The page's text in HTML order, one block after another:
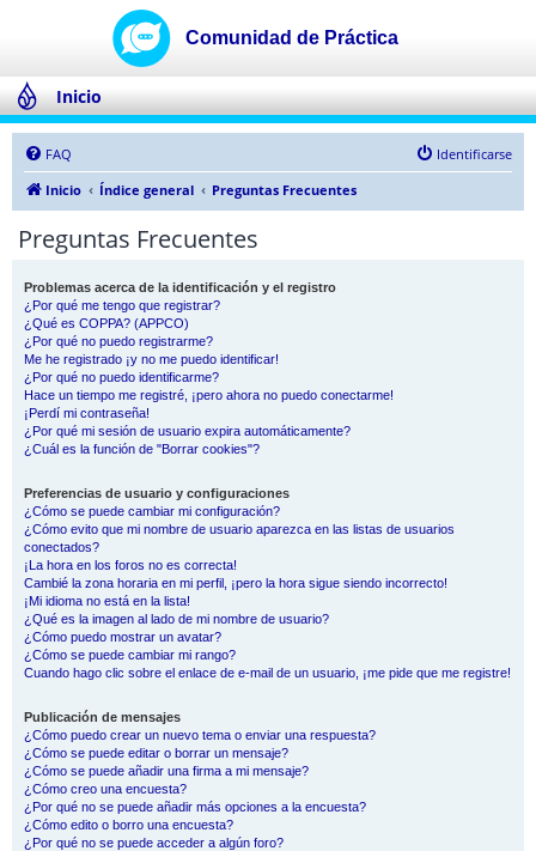
Inicio
FAQ
Identificarse
Inicio
Índice general Preguntas Frecuentes
Preguntas Frecuentes
Problemas acerca de la identificación y el registro
¿Por qué me tengo que registrar?
¿Qué es COPPA? (APPCO)
¿Por qué no puedo registrarme?
Me he registrado ¡y no me puedo identificar!
¿Por qué no puedo identificarme?
Hace un tiempo me registré, ¡pero ahora no puedo conectarme!
¡Perdí mi contraseña!
¿Por qué mi sesión de usuario expira automáticamente?
¿Cuál es la función de "Borrar cookies"?
Preferencias de usuario y configuraciones
¿Cómo se puede cambiar mi configuración?
¿Cómo evito que mi nombre de usuario aparezca en las listas de usuarios
conectados?
¡La hora en los foros no es correcta!
Cambié la zona horaria en mi perfil, ¡pero la hora sigue siendo incorrecto!
¡Mi idioma no está en la lista!
¿Qué es la imagen al lado de mi nombre de usuario?
¿Cómo puedo mostrar un avatar?
¿Cómo se puede cambiar mi rango?
Cuando hago clic sobre el enlace de e-mail de un usuario, ¡me pide que me registre!
Publicación de mensajes
¿Cómo puedo crear un nuevo tema o enviar una respuesta?
¿Cómo se puede editar o borrar un mensaje?
¿Cómo se puede añadir una firma a mi mensaje?
¿Cómo creo una encuesta?
¿Por qué no se puede añadir más opciones a la encuesta?
¿Cómo edito o borro una encuesta?
¿Por qué no se puede acceder a algún foro?